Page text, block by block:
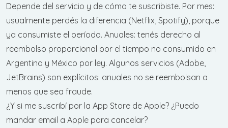
Depende del servicio y de cómo te suscribiste. Por mes:
usualmente perdés la diferencia (Netflix, Spotify), porque
ya consumiste el período. Anuales: tenés derecho al
reembolso proporcional por el tiempo no consumido en
Argentina y México por ley. Algunos servicios (Adobe,
JetBrains) son explícitos: anuales no se reembolsan a
menos que sea fraude.
¿Y si me suscribí por la App Store de Apple? ¿Puedo
mandar email a Apple para cancelar?